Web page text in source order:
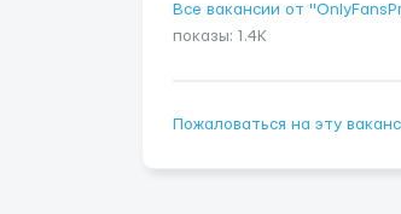
Все вакансии от
показы: 1.4K
Пожаловаться на эту